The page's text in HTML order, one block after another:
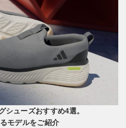
シューズおすすめ4選。
モデルをご紹介